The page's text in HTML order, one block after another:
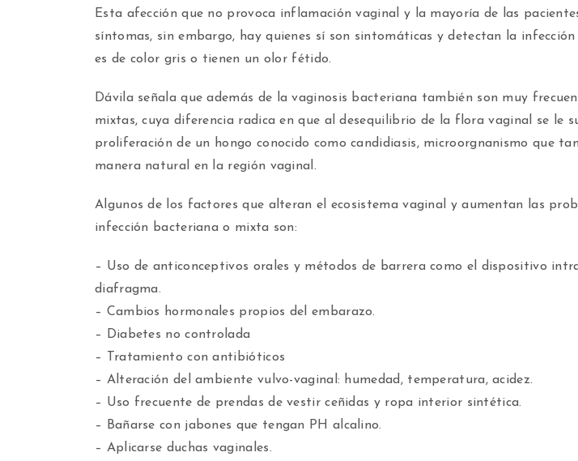
Esta afección que no provoca inflamación vaginal y la mayoría de las
síntomas, sin embargo, hay quienes sí son sintomáticas y detectan la
es de color gris o tienen un olor fétido.
Dávila señala que además de la vaginosis bacteriana también son muy
mixtas, cuya diferencia radica en que al desequilibrio de la flora vaginal se le
proliferación de un hongo conocido como candidiasis, microorgnanismo que
manera natural en la región vaginal.
Algunos de los factores que alteran el ecosistema vaginal y aumentan las
infección bacteriana o mixta son:
– Uso de anticonceptivos orales y métodos de barrera como el dispositivo
diafragma.
– Cambios hormonales propios del embarazo.
– Diabetes no controlada
– Tratamiento con antibióticos
– Alteración del ambiente vulvo-vaginal: humedad, temperatura, acidez.
– Uso frecuente de prendas de vestir ceñidas y ropa interior sintética.
– Bañarse con jabones que tengan PH alcalino.
– Aplicarse duchas vaginales.